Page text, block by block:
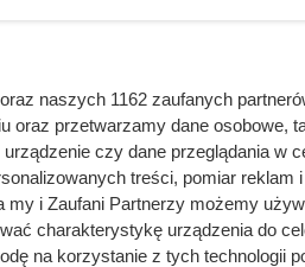
Klienci Biedronki zachwyceni
naszych 1162 zaufanych
oraz przetwarzamy dane osobowe,
czy dane przeglądania w
treści, pomiar reklam
my i Zaufani Partnerzy możemy
charakterystykę urządzenia do
na korzystanie z tych technologii